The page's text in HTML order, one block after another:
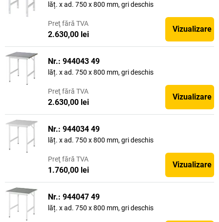
lăț. x ad. 750 x 800 mm, gri deschis
Preţ fără TVA
2.630,00 lei
Vizualizare
Nr.: 944043 49
lăț. x ad. 750 x 800 mm, gri deschis
Preţ fără TVA
2.630,00 lei
Vizualizare
Nr.: 944034 49
lăț. x ad. 750 x 800 mm, gri deschis
Preţ fără TVA
1.760,00 lei
Vizualizare
Nr.: 944047 49
lăț. x ad. 750 x 800 mm, gri deschis